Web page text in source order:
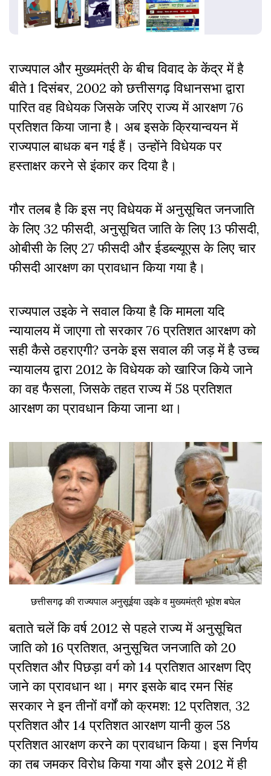
राज्यपाल और मुख्यमंत्री के बीच विवाद के केंद्र में है
बीते 1 दिसंबर, 2002 को छत्तीसगढ़ विधानसभा द्वारा
पारित वह विधेयक जिसके जरिए राज्य में आरक्षण 76
प्रतिशत किया जाना है। अब इसके क्रियान्वयन में
राज्यपाल बाधक बन गई हैं। उन्होंने विधेयक पर
हस्ताक्षर करने से इंकार कर दिया है।
गौर तलब है कि इस नए विधेयक में अनुसूचित जनजाति
के लिए 32 फीसदी, अनुसूचित जाति के लिए 13 फीसदी,
ओबीसी के लिए 27 फीसदी और ईडब्ल्यूएस के लिए चार
फीसदी आरक्षण का प्रावधान किया गया है।
राज्यपाल उइके ने सवाल किया है कि मामला यदि
न्यायालय में जाएगा तो सरकार 76 प्रतिशत आरक्षण को
सही कैसे ठहराएगी? उनके इस सवाल की जड़ में है उच्च
न्यायालय द्वारा 2012 के विधेयक को खारिज किये जाने
का वह फैसला, जिसके तहत राज्य में 58 प्रतिशत
आरक्षण का प्रावधान किया जाना था।
छत्तीसगढ़ की राज्यपाल अनुसूईया उइके व मुख्यमंत्री भूपेश बघेल
बताते चलें कि वर्ष 2012 से पहले राज्य में अनुसूचित
जाति को 16 प्रतिशत, अनुसूचित जनजाति को 20
प्रतिशत और पिछड़ा वर्ग को 14 प्रतिशत आरक्षण दिए
जाने का प्रावधान था। मगर इसके बाद रमन सिंह
सरकार ने इन तीनों वर्गों को क्रमश: 12 प्रतिशत, 32
प्रतिशत और 14 प्रतिशत आरक्षण यानी कुल 58
प्रतिशत आरक्षण करने का प्रावधान किया। इस निर्णय
का तब जमकर विरोध किया गया और इसे 2012 में ही